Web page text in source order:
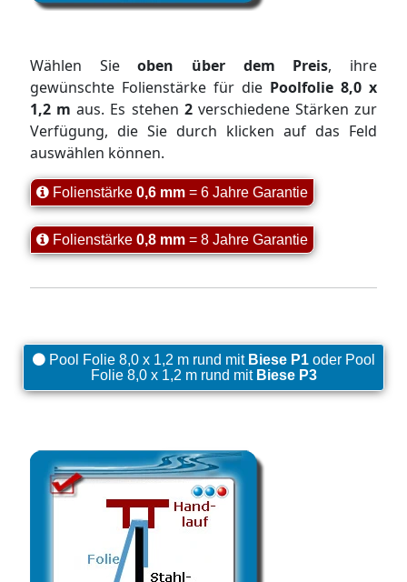
Wählen Sieoben über dem Preis, ihre
gewünschte Folienstärke für die Poolfolie 8,0 x
1,2 m aus. Es stehen 2verschiedene Stärken zur
Verfügung, die Sie durch klicken auf das Feld
auswählen können.
Folienstärke 0,6 mm = 6 Jahre Garantie
Folienstärke 0,8 mm = 8 Jahre Garantie
Pool Folie 8,0 x 1,2 m rund mit Biese P1oder Pool
Folie 8,0 x 1,2 m rund mit Biese P3